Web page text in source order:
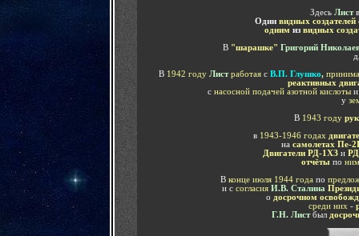
Здесь Лист
Один видных
одним из видных
В "шарашке" Григорий
В1942 году Листработаяс В.П. Глушко,
реактивных
с насосной подачей азотной кислоты
у
В 1943 году
в 1943-1946 годах
на самолетах Пе-
Двигатели РД-1ХЗи
отчёты по
В конце июля 1944 года по
и с согласияИ.В. Сталина
о досрочном
среди них -
Г.Н. Листбыл